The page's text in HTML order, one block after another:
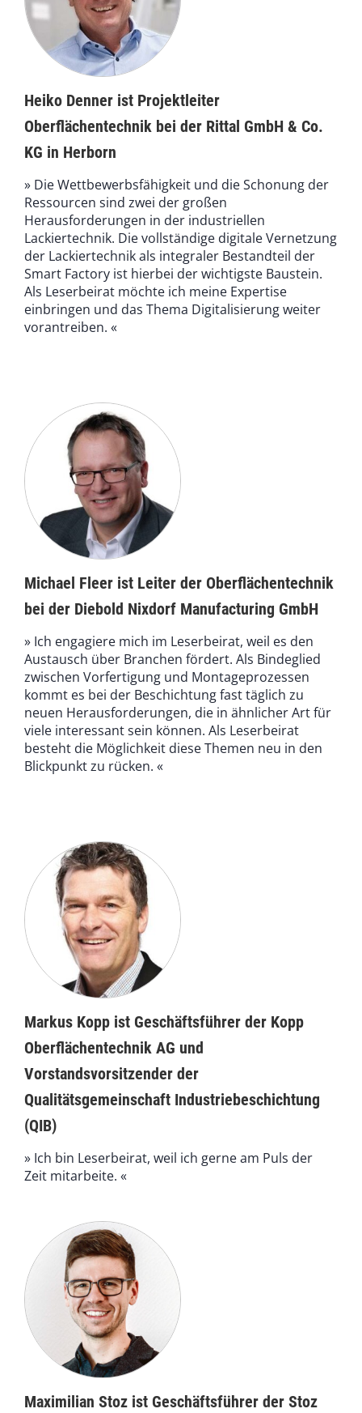
Heiko Denner ist Projektleiter
Oberflächentechnik bei der Rittal GmbH & Co.
KG in Herborn
» Die Wettbewerbsfähigkeit und die Schonung der
Ressourcen sind zwei der großen
Herausforderungen in der industriellen
Lackiertechnik. Die vollständige digitale Vernetzung
der Lackiertechnik als integraler Bestandteil der
Smart Factory ist hierbei der wichtigste Baustein.
Als Leserbeirat möchte ich meine Expertise
einbringen und das Thema Digitalisierung weiter
vorantreiben. «
Michael Fleer ist Leiter der Oberflächentechnik
bei der Diebold Nixdorf Manufacturing GmbH
» Ich engagiere mich im Leserbeirat, weil es den
Austausch über Branchen fördert. Als Bindeglied
zwischen Vorfertigung und Montageprozessen
kommt es bei der Beschichtung fast täglich zu
neuen Herausforderungen, die in ähnlicher Art für
viele interessant sein können. Als Leserbeirat
besteht die Möglichkeit diese Themen neu in den
Blickpunkt zu rücken. «
Markus Kopp ist Geschäftsführer der Kopp
Oberflächentechnik AG und
Vorstandsvorsitzender der
Qualitätsgemeinschaft Industriebeschichtung
(QIB)
» Ich bin Leserbeirat, weil ich gerne am Puls der
Zeit mitarbeite. «
Maximilian Stoz ist Geschäftsführer der Stoz